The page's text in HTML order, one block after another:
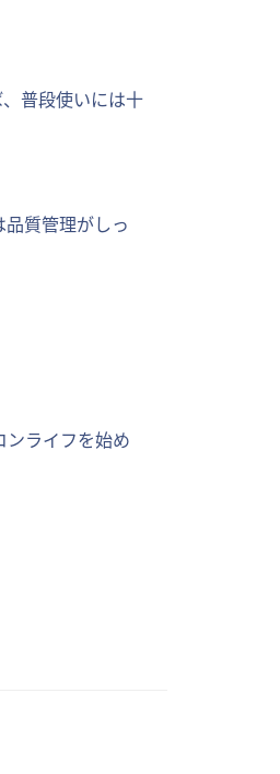
普段使いには十
質管理がしっ
ンライフを始め